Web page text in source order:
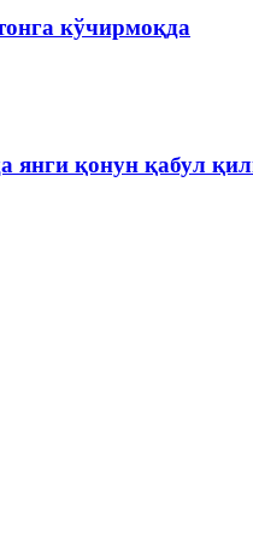
кўчирмоқда
янги қонун қабул